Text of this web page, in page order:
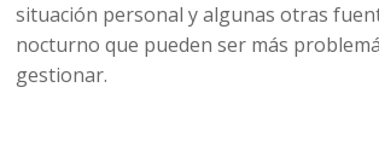
situación personal y algunas otras
nocturno que pueden ser más
gestionar.